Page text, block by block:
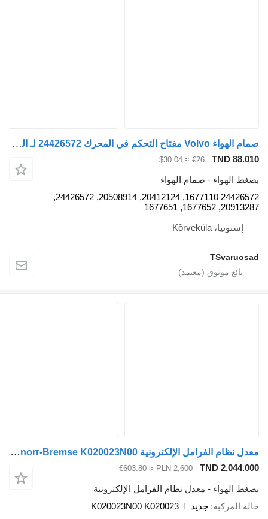
صمام الهواء Volvo مفتاح التحكم في المحرك 24426572 لـ السيارات القاطرة Volvo FH12
TND
€26
≈ $30.04
الهواء - صمام الهواء
24426572 1677110, 20412124, 20508914, 24426572,
20913287,
إستونيا، Kõrveküla
معدل نظام الفرامل الإلكترونية Knorr-Bremse K020023N00 لـ السيارات القاطرة Volvo FH FH12
TND
PLN 2,600
≈ €603.80
الهواء - معدل نظام الفرامل الإلكترونية
جديد K020023N00 K020023